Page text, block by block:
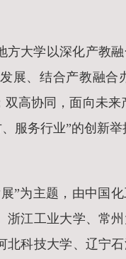
大学以深化产教
展、结合产教融
高协同，面向未
服务行业”的创新
”为主题，由中国
江工业大学、常
科技大学、辽宁